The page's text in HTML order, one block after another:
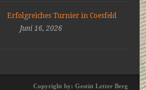
Erfolgreiches Turnier in Coesfeld
Juni 16, 2026
Copyright by: Gestüt Letter Berg